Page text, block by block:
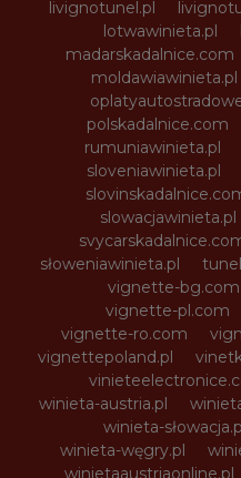
livignotunel.pl
lotwawinieta.pl
madarskadalnice.com
moldawiawinieta.pl
polskadalnice.com
rumuniawinieta.pl
sloveniawinieta.pl
slowacjawinieta.pl
słoweniawinieta.pl
vignette-bg.com
vignette-pl.com
vignette-ro.com
vignettepoland.pl
winieta-austria.pl
winieta-
winieta-węgry.pl
winietaaustriaonline.pl